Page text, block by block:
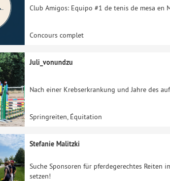
Club Amigos: Equipo #1 de tenis de mesa en
Concours complet
Juli_vonundzu
Nach einer Krebserkrankung und Jahre des
Springreiten, Équitation
Stefanie Malitzki
Suche Sponsoren für pferdegerechtes Reiten
setzen!